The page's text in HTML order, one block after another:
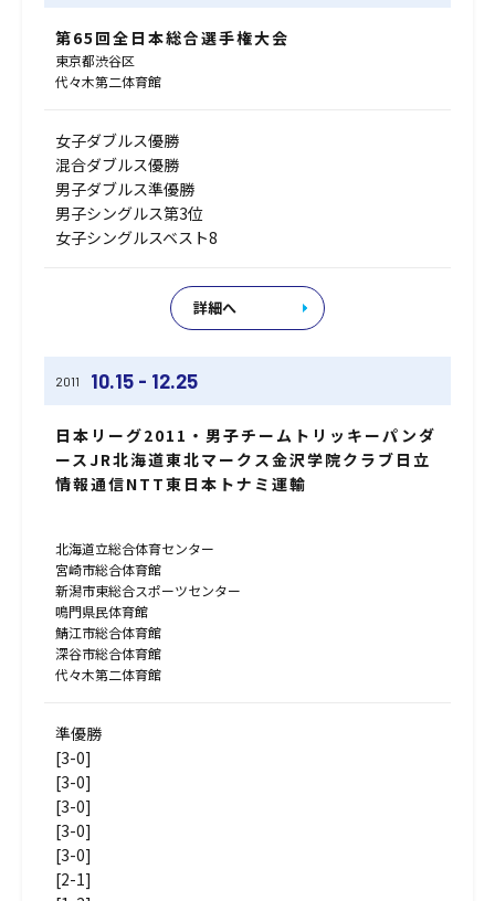
第65回全日本総合選手権大会
東京都渋谷区
代々木第二体育館
女子ダブルス優勝
混合ダブルス優勝
男子ダブルス準優勝
男子シングルス第3位
女子シングルスベスト8
詳細へ
10.15 - 12.25
2011
日本リーグ2011・男子チームトリッキーパンダ
ースJR北海道東北マークス金沢学院クラブ日立
情報通信NTT東日本トナミ運輸
北海道立総合体育センター
宮崎市総合体育館
新潟市東総合スポーツセンター
鳴門県民体育館
鯖江市総合体育館
深谷市総合体育館
代々木第二体育館
準優勝
[3-0]
[3-0]
[3-0]
[3-0]
[3-0]
[2-1]